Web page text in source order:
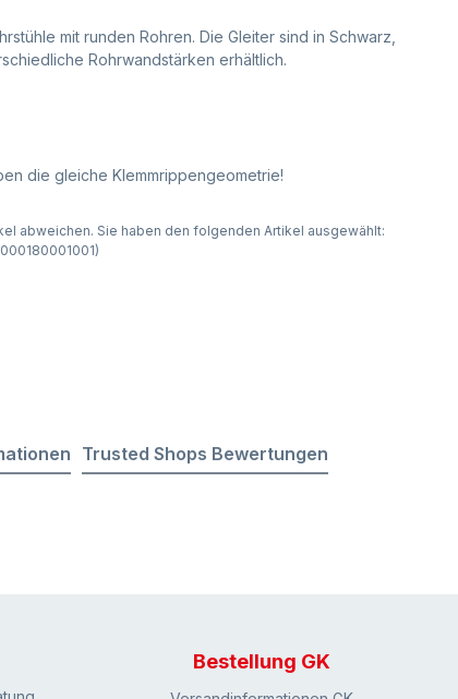
mit runden Rohren. Die Gleiter sind in Schwarz,
Rohrwandstärken erhältlich.
die gleiche Klemmrippengeometrie!
abweichen. Sie haben den folgenden Artikel ausgewählt:
Trusted Shops Bewertungen
Bestellung GK